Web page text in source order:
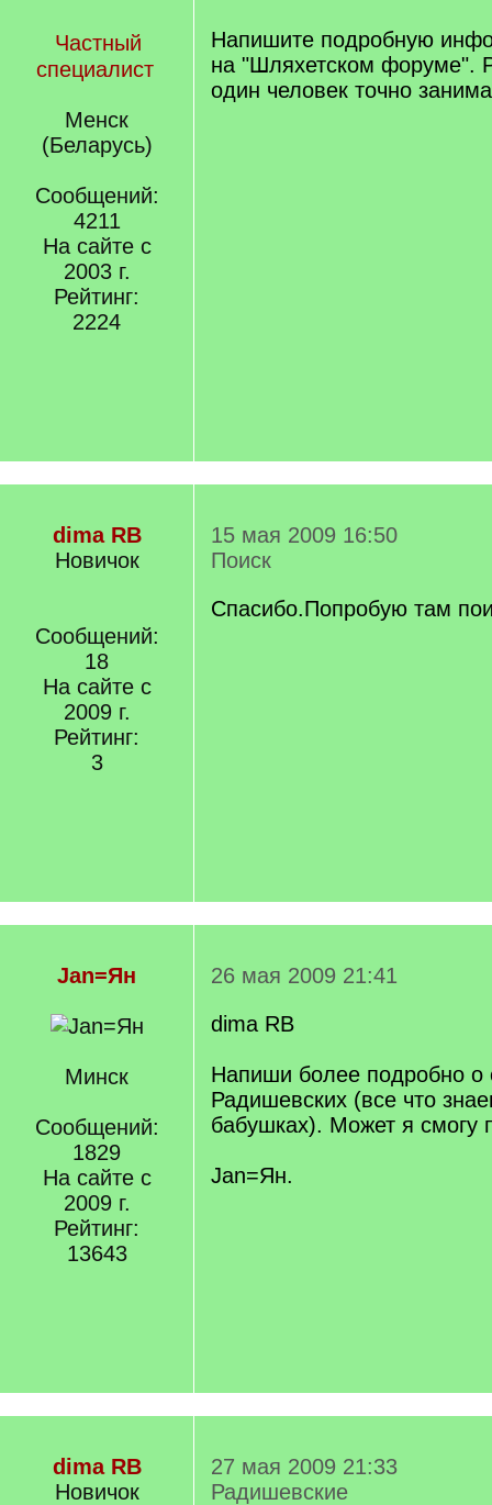
Частный
специалист
Менск
(Беларусь)
Сообщений:
4211
На сайте с
2003 г.
Рейтинг:
2224
Напишите подробную
на "Шляхетском форуме".
один человек точно
dima RB
Новичок
Сообщений:
18
На сайте с
2009 г.
Рейтинг:
3
15 мая 2009 16:50
Поиск
Спасибо.Попробую там
Jan=Ян
Минск
Сообщений:
1829
На сайте с
2009 г.
Рейтинг:
13643
26 мая 2009 21:41
dima RB
Напиши более подробно о
Радишевских (все что
бабушках). Может я смогу
Jan=Ян.
dima RB
Новичок
27 мая 2009 21:33
Радишевские